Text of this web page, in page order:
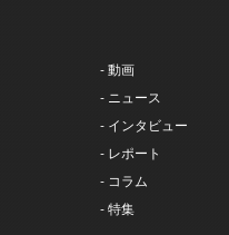
- 動画
- ニュース
- インタビュー
- レポート
- コラム
- 特集